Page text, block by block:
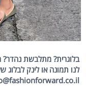
בלוגרית? מתלבשת
לנו תמונה או לינק לבלוג